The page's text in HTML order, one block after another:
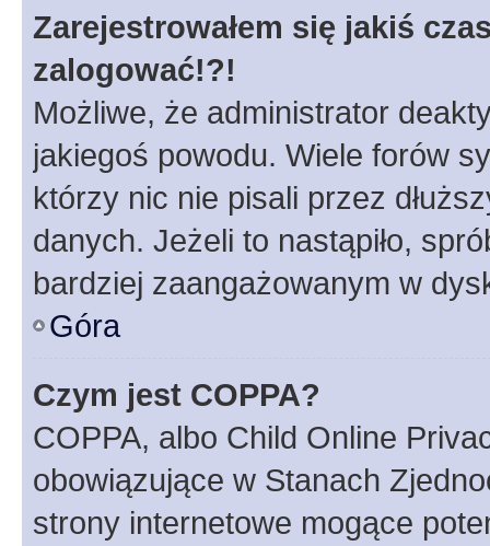
Zarejestrowałem się jakiś
zalogować!?!
Możliwe, że administrator
jakiegoś powodu. Wiele forów
którzy nic nie pisali przez
danych. Jeżeli to nastąpiło,
bardziej zaangażowanym w
Góra
Czym jest COPPA?
COPPA, albo Child Online
obowiązujące w Stanach
strony internetowe mogące